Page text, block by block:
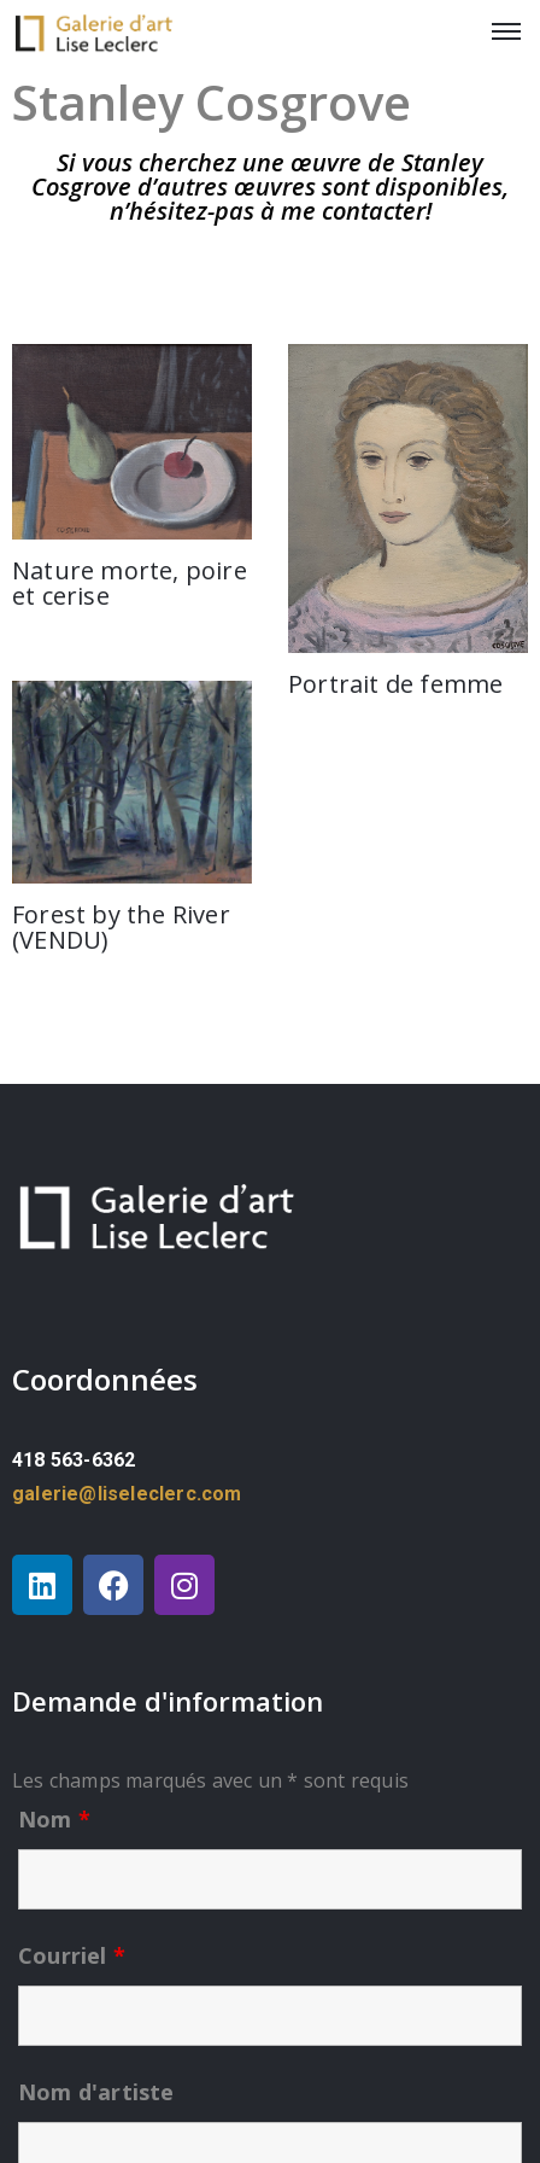
Stanley Cosgrove
Si vous cherchez une œuvre de Stanley
Cosgrove d’autres œuvres sont disponibles,
n’hésitez-pas à me contacter!
Nature morte, poire
et cerise
Portrait de femme
Forest by the River
(VENDU)
Coordonnées
418 563-6362
galerie@liseleclerc.com
Demande d'information
Les champs marqués avec un * sont requis
Nom *
Courriel *
Nom d'artiste